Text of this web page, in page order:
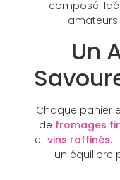
composé.
amateurs
Un
Chaque panier
de fromages
et vins raffinés.
un équilibre